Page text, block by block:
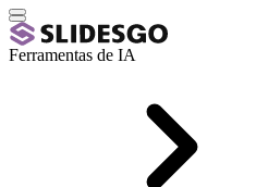
Ferramentas de IA